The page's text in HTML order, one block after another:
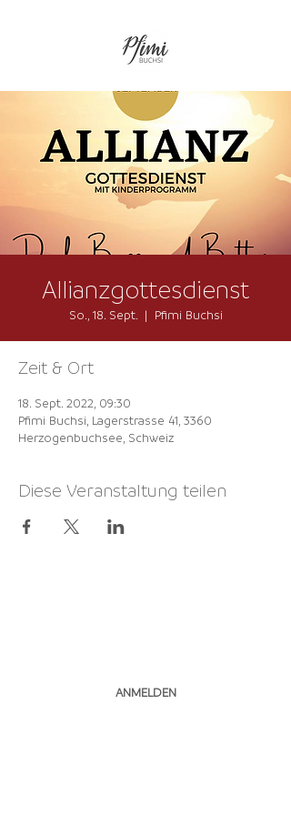
Allianzgottesdienst
So., 18. Sept.
  |
Pfimi Buchsi
Zeit & Ort
18. Sept. 2022, 09:30
Pfimi Buchsi, Lagerstrasse 41, 3360
Herzogenbuchsee, Schweiz
Diese Veranstaltung teilen
ANMELDEN